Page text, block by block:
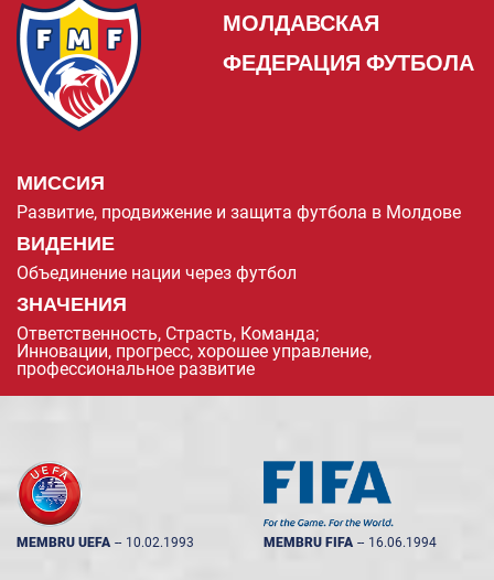
МОЛДАВСКАЯ
ФЕДЕРАЦИЯ ФУТБОЛА
МИССИЯ
Развитие, продвижение и защита футбола в Молдове
ВИДЕНИЕ
Объединение нации через футбол
ЗНАЧЕНИЯ
Ответственность, Страсть, Команда;
Инновации, прогресс, хорошее управление,
профессиональное развитие
MEMBRU UEFA -- 10.02.1993 MEMBRU FIFA -- 16.06.1994